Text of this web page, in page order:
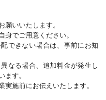
願いいたします。
身でご用意ください。
できない場合は、事前にお知
なる場合、追加料金が発生し
す。
実施前にお伝えいたします。